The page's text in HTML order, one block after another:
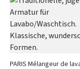
PARIS Mélangeur de